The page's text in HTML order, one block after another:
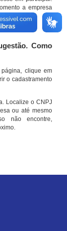
a empresa
do site.
Como
clique em
o cadastramento
Localize o CNPJ
ou até mesmo
não encontre,